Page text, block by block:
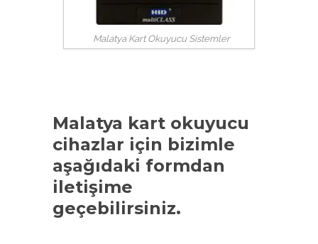
Malatya Kart Okuyucu Sistemler
Malatya kart okuyucu
cihazlar için bizimle
aşağıdaki formdan
iletişime
geçebilirsiniz.